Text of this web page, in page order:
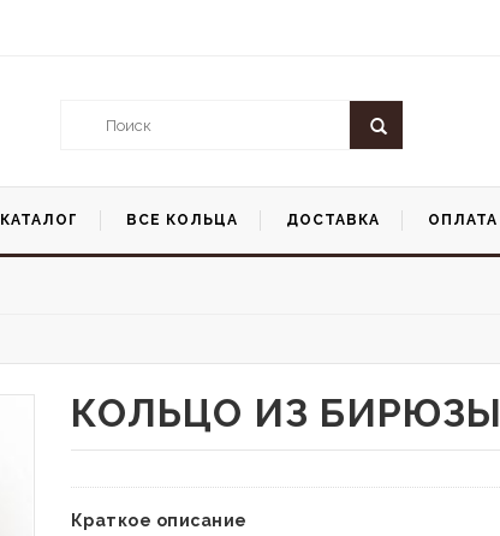
КАТАЛОГ ВСЕ КОЛЬЦА ДОСТАВКА ОПЛАТА
КОЛЬЦО ИЗ БИРЮЗЫ
Краткое описание